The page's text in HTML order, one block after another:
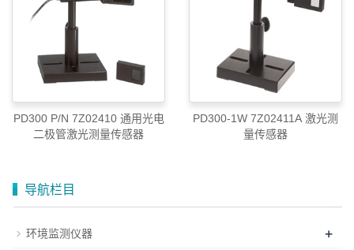
PD300 P/N 7Z02410 通用光电
二极管激光测量传感器
PD300-1W 7Z02411A 激光测
量传感器
导航栏目
环境监测仪器 +